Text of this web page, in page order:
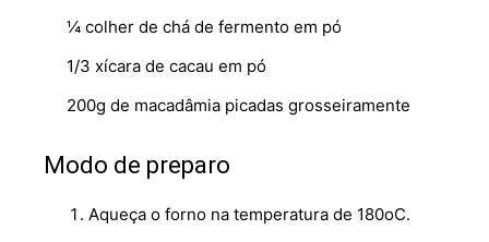
¼ colher de chá de fermento em pó
1/3 xícara de cacau em pó
200g de macadâmia picadas grosseiramente
Modo de preparo
Aqueça o forno na temperatura de 180oC.